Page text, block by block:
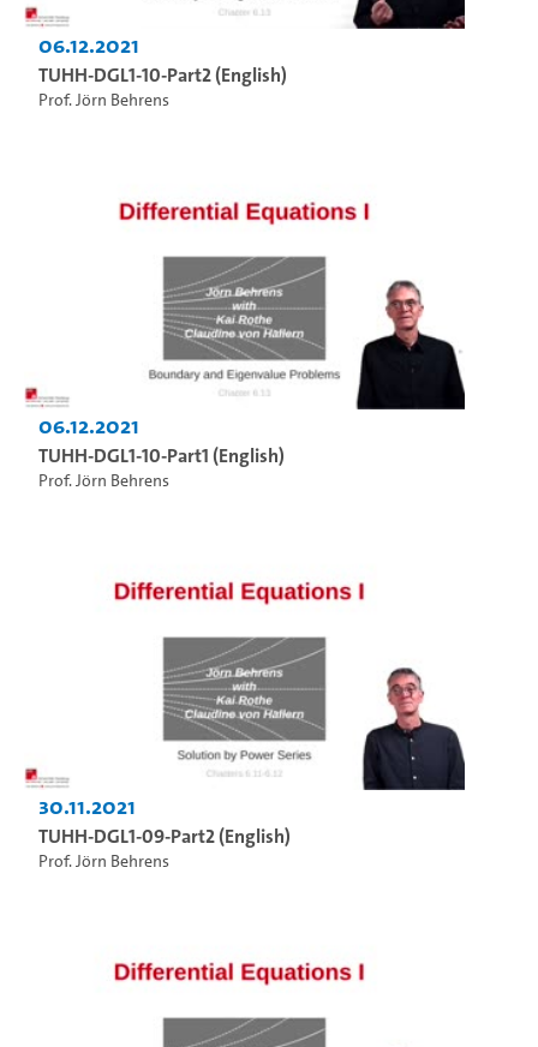
06.12.2021
TUHH-DGL1-10-Part2 (English)
Prof. Jörn Behrens
06.12.2021
TUHH-DGL1-10-Part1 (English)
Prof. Jörn Behrens
30.11.2021
TUHH-DGL1-09-Part2 (English)
Prof. Jörn Behrens